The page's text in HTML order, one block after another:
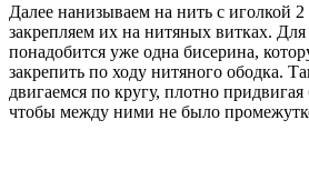
Далее нанизываем на нить с иголкой
закрепляем их на нитяных витках.
понадобится уже одна бисерина,
закрепить по ходу нитяного ободка.
двигаемся по кругу, плотно
чтобы между ними не было